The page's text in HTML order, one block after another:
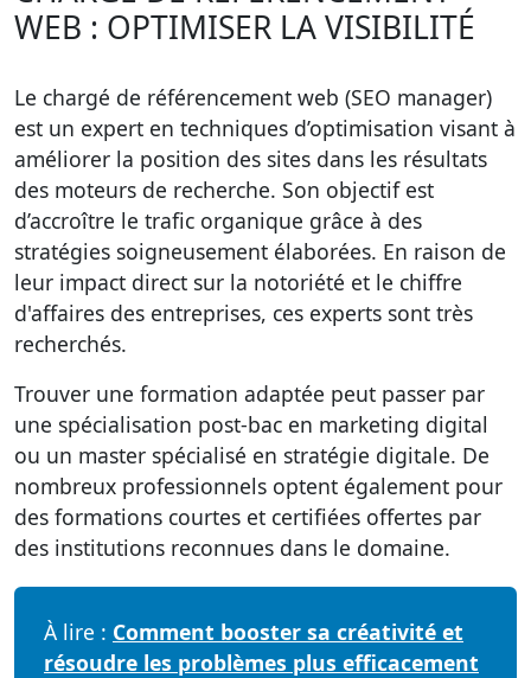
WEB : OPTIMISER LA VISIBILITÉ
Le chargé de référencement web (SEO manager)
est un expert en techniques d’optimisation visant à
améliorer la position des sites dans les résultats
des moteurs de recherche. Son objectif est
d’accroître le trafic organique grâce à des
stratégies soigneusement élaborées. En raison de
leur impact direct sur la notoriété et le chiffre
d'affaires des entreprises, ces experts sont très
recherchés.
Trouver une formation adaptée peut passer par
une spécialisation post-bac en marketing digital
ou un master spécialisé en stratégie digitale. De
nombreux professionnels optent également pour
des formations courtes et certifiées offertes par
des institutions reconnues dans le domaine.
À lire : Comment booster sa créativité et
résoudre les problèmes plus efficacement